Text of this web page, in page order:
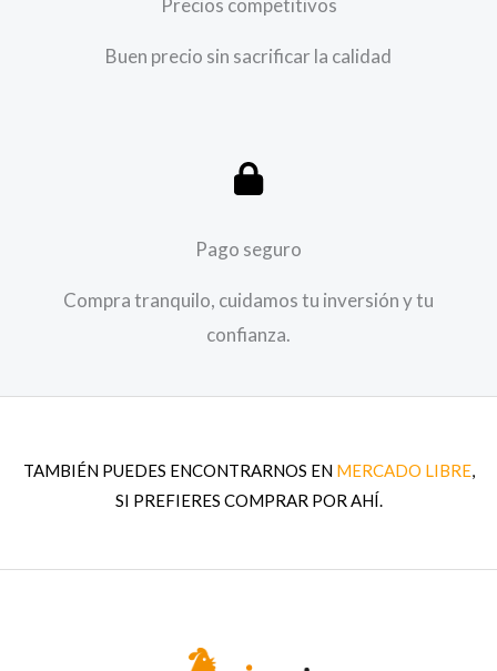
Precios competitivos
Buen precio sin sacrificar la calidad
Pago seguro
Compra tranquilo, cuidamos tu inversión y tu
confianza.
TAMBIÉN PUEDES ENCONTRARNOS EN MERCADO LIBRE,
SI PREFIERES COMPRAR POR AHÍ.